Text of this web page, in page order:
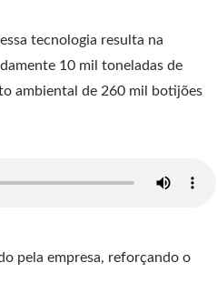
tecnologia resulta na
10 mil toneladas de
ambiental de 260 mil botijões
pela empresa, reforçando o